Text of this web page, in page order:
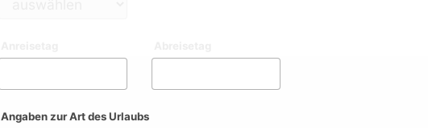
Angaben zur Art des Urlaubs